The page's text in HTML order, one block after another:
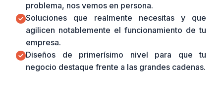
problema, nos vemos en persona.
Soluciones que realmente necesitas y que
agilicen notablemente el funcionamiento de tu
empresa.
Diseños de primerísimo nivel para que tu
negocio destaque frente a las grandes cadenas.